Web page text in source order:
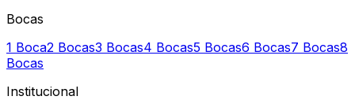
Bocas
1 Boca2 Bocas3 Bocas4 Bocas5 Bocas6 Bocas7 Bocas8
Bocas
Institucional